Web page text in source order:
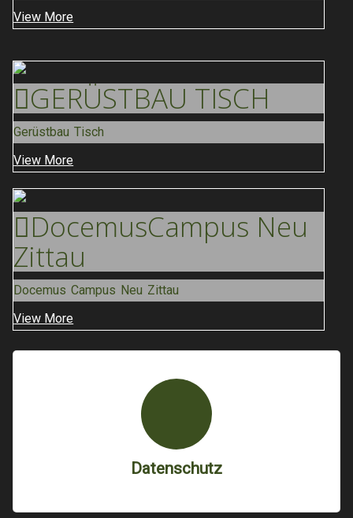
View More
GERÜSTBAU TISCH
Gerüstbau Tisch
View More
DocemusCampus Neu
Zittau
Docemus Campus Neu Zittau
View More
Datenschutz